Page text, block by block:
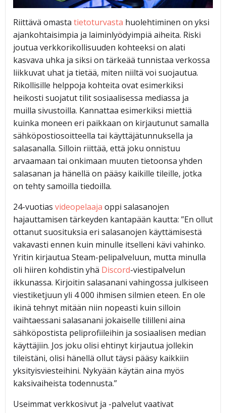
Riittävä omasta tietoturvasta huolehtiminen on yksi
ajankohtaisimpia ja laiminlyödyimpiä aiheita. Riski
joutua verkkorikollisuuden kohteeksi on alati
kasvava uhka ja siksi on tärkeää tunnistaa verkossa
liikkuvat uhat ja tietää, miten niiltä voi suojautua.
Rikollisille helppoja kohteita ovat esimerkiksi
heikosti suojatut tilit sosiaalisessa mediassa ja
muilla sivustoilla. Kannattaa esimerkiksi miettiä
kuinka moneen eri paikkaan on kirjautunut samalla
sähköpostiosoitteella tai käyttäjätunnuksella ja
salasanalla. Silloin riittää, että joku onnistuu
arvaamaan tai onkimaan muuten tietoonsa yhden
salasanan ja hänellä on pääsy kaikille tileille, jotka
on tehty samoilla tiedoilla.
24-vuotias videopelaaja oppi salasanojen
hajauttamisen tärkeyden kantapään kautta: ”En ollut
ottanut suosituksia eri salasanojen käyttämisestä
vakavasti ennen kuin minulle itselleni kävi vahinko.
Yritin kirjautua Steam-pelipalveluun, mutta minulla
oli hiiren kohdistin yhä Discord-viestipalvelun
ikkunassa. Kirjoitin salasanani vahingossa julkiseen
viestiketjuun yli 4 000 ihmisen silmien eteen. En ole
ikinä tehnyt mitään niin nopeasti kuin silloin
vaihtaessani salasanani jokaiselle tililleni aina
sähköpostista peliprofiileihin ja sosiaalisen median
käyttäjiin. Jos joku olisi ehtinyt kirjautua jollekin
tileistäni, olisi hänellä ollut täysi pääsy kaikkiin
yksityisviesteihini. Nykyään käytän aina myös
kaksivaiheista todennusta.”
Useimmat verkkosivut ja -palvelut vaativat